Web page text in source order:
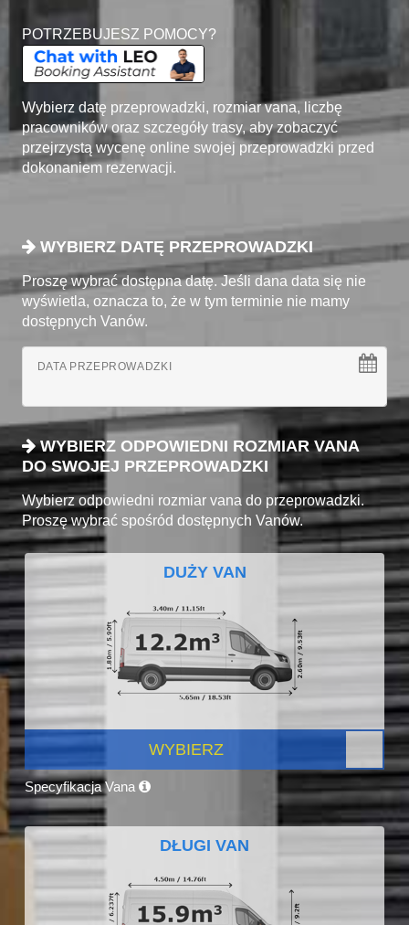
POTRZEBUJESZ POMOCY?
Wybierz datę przeprowadzki, rozmiar vana, liczbę
pracowników oraz szczegóły trasy, aby zobaczyć
przejrzystą wycenę online swojej przeprowadzki przed
dokonaniem rezerwacji.
WYBIERZ DATĘ PRZEPROWADZKI
Proszę wybrać dostępna datę. Jeśli dana data się nie
wyświetla, oznacza to, że w tym terminie nie mamy
dostępnych Vanów.
DATA PRZEPROWADZKI
WYBIERZ ODPOWIEDNI ROZMIAR VANA
DO SWOJEJ PRZEPROWADZKI
Wybierz odpowiedni rozmiar vana do przeprowadzki.
Proszę wybrać spośród dostępnych Vanów.
DUŻY VAN
WYBIERZ
Specyfikacja Vana
DŁUGI VAN